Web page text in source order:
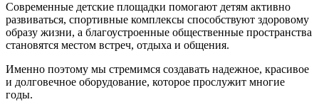
Современные детские площадки помогают детям активно
развиваться, спортивные комплексы способствуют здоровому
образу жизни, а благоустроенные общественные пространства
становятся местом встреч, отдыха и общения.
Именно поэтому мы стремимся создавать надежное, красивое
и долговечное оборудование, которое прослужит многие
годы.